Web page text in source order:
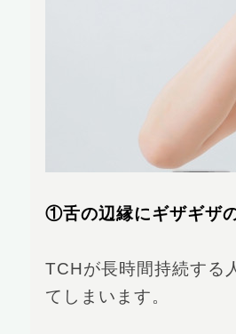
①舌の辺縁にギザギザ
TCHが長時間持続する
てしまいます。